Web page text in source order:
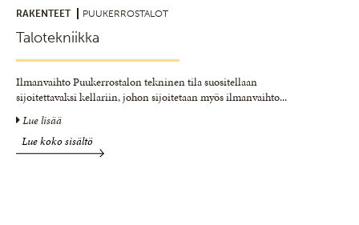
RAKENTEET PUUKERROSTALOT
Talotekniikka
Ilmanvaihto Puukerrostalon tekninen tila suositellaan
sijoitettavaksi kellariin, johon sijoitetaan myös ilmanvaihto...
Lue lisää
Lue koko sisältö